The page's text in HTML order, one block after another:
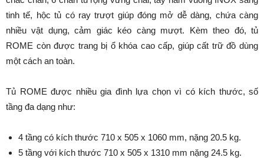
tinh tế, hộc tủ có ray trượt giúp đóng mở dễ dàng, chứa càng
nhiều vật dụng, cảm giác kéo càng mượt. Kèm theo đó, tủ
ROME còn được trang bị ổ khóa cao cấp, giúp cất trữ đồ dùng
một cách an toàn.
Tủ ROME được nhiều gia đình lựa chọn vì có kích thước, số
tầng đa dạng như:
4 tầng có kích thước 710 x 505 x 1060 mm, nặng 20.5 kg.
5 tầng với kích thước 710 x 505 x 1310 mm nặng 24.5 kg.